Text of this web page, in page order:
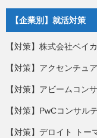
【企業別】就活対策
【対策】株式会社ベイ
【対策】アクセンチュ
【対策】アビームコン
【対策】PwCコンサル
【対策】デロイト ト